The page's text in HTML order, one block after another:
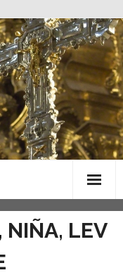
NIÑA, LEV